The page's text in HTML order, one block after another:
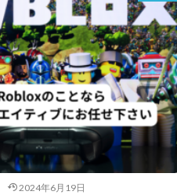
2024年6月19日